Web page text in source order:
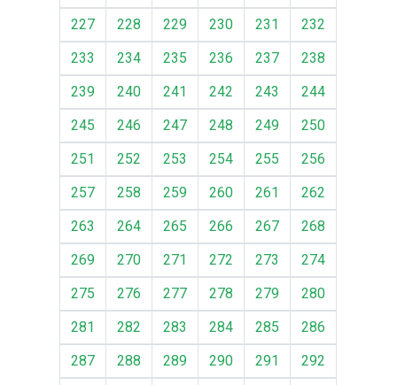
227
228 229 230 231
232
233
234 235 236 237
238
239
240 241 242 243
244
245
246 247 248 249
250
251
252 253 254 255
256
257
258 259 260 261
262
263
264 265 266 267
268
269
270 271 272 273
274
275
276 277 278 279
280
281
282 283 284 285
286
287
288 289 290 291
292